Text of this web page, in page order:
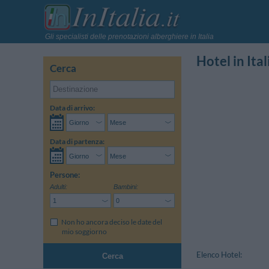
Gli specialisti delle prenotazioni alberghiere in Italia
Cerca
Data di arrivo:
Data di partenza:
Persone:
Adulti: Bambini:
Non ho ancora deciso le date del
mio soggiorno
Cerca
Hotel in
Elenco Hotel: